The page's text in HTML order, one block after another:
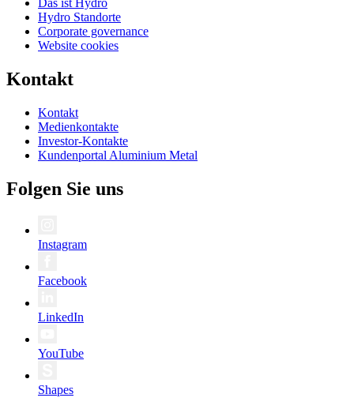
Das ist Hydro
Hydro Standorte
Corporate governance
Website cookies
Kontakt
Kontakt
Medienkontakte
Investor-Kontakte
Kundenportal Aluminium Metal
Folgen Sie uns
Instagram
Facebook
LinkedIn
YouTube
Shapes